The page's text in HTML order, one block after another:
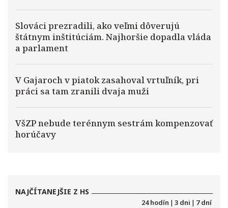
Slováci prezradili, ako veľmi dôverujú
štátnym inštitúciám. Najhoršie dopadla vláda
a parlament
V Gajaroch v piatok zasahoval vrtuľník, pri
práci sa tam zranili dvaja muži
VšZP nebude terénnym sestrám kompenzovať
horúčavy
NAJČÍTANEJŠIE Z HS
24 hodín | 3 dni | 7 dní